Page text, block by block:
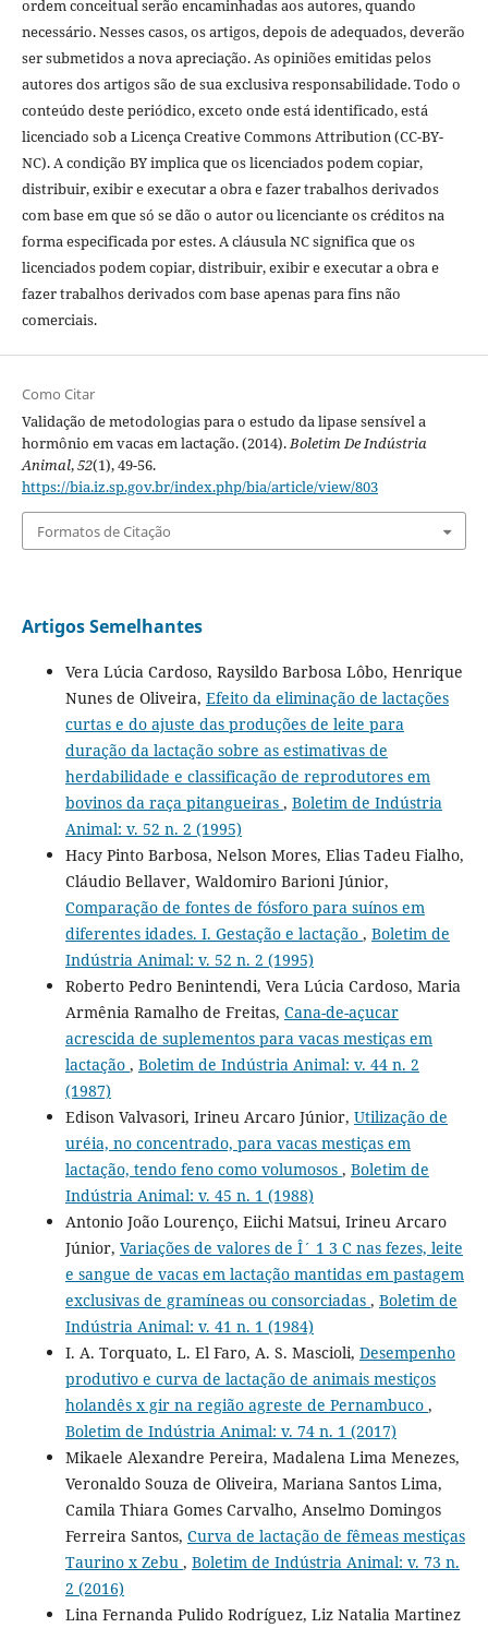
ordem conceitual serão encaminhadas aos autores, quando
necessário. Nesses casos, os artigos, depois de adequados, deverão
ser submetidos a nova apreciação. As opiniões emitidas pelos
autores dos artigos são de sua exclusiva responsabilidade. Todo o
conteúdo deste periódico, exceto onde está identificado, está
licenciado sob a Licença Creative Commons Attribution (CC-BY-
NC). A condição BY implica que os licenciados podem copiar,
distribuir, exibir e executar a obra e fazer trabalhos derivados
com base em que só se dão o autor ou licenciante os créditos na
forma especificada por estes. A cláusula NC significa que os
licenciados podem copiar, distribuir, exibir e executar a obra e
fazer trabalhos derivados com base apenas para fins não
comerciais.
Como Citar
Validação de metodologias para o estudo da lipase sensível a
hormônio em vacas em lactação. (2014).Boletim De Indústria
Animal,52(1), 49-56.
https://bia.iz.sp.gov.br/index.php/bia/article/view/803
Formatos de Citação
Artigos Semelhantes
Vera Lúcia Cardoso, Raysildo Barbosa Lôbo, Henrique
Nunes de Oliveira, Efeito da eliminação de lactações
curtas e do ajuste das produções de leite para
duração da lactação sobre as estimativas de
herdabilidade e classificação de reprodutores em
bovinos da raça pitangueiras , Boletim de Indústria
Animal: v. 52 n. 2 (1995)
Hacy Pinto Barbosa, Nelson Mores, Elias Tadeu Fialho,
Cláudio Bellaver, Waldomiro Barioni Júnior,
Comparação de fontes de fósforo para suínos em
diferentes idades. I. Gestação e lactação , Boletim de
Indústria Animal: v. 52 n. 2 (1995)
Roberto Pedro Benintendi, Vera Lúcia Cardoso, Maria
Armênia Ramalho de Freitas, Cana-de-açucar
acrescida de suplementos para vacas mestiças em
lactação , Boletim de Indústria Animal: v. 44 n. 2
(1987)
Edison Valvasori, Irineu Arcaro Júnior, Utilização de
uréia, no concentrado, para vacas mestiças em
lactação, tendo feno como volumosos , Boletim de
Indústria Animal: v. 45 n. 1 (1988)
Antonio João Lourenço, Eiichi Matsui, Irineu Arcaro
Júnior, Variações de valores de Î´ 1 3 C nas fezes, leite
e sangue de vacas em lactação mantidas em pastagem
exclusivas de gramíneas ou consorciadas , Boletim de
Indústria Animal: v. 41 n. 1 (1984)
I. A. Torquato, L. El Faro, A. S. Mascioli, Desempenho
produtivo e curva de lactação de animais mestiços
holandês x gir na região agreste de Pernambuco ,
Boletim de Indústria Animal: v. 74 n. 1 (2017)
Mikaele Alexandre Pereira, Madalena Lima Menezes,
Veronaldo Souza de Oliveira, Mariana Santos Lima,
Camila Thiara Gomes Carvalho, Anselmo Domingos
Ferreira Santos, Curva de lactação de fêmeas mestiças
Taurino x Zebu , Boletim de Indústria Animal: v. 73 n.
2 (2016)
Lina Fernanda Pulido Rodríguez, Liz Natalia Martinez